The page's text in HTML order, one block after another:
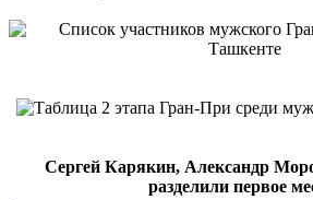
Сергей Карякин, Александр
разделили первое